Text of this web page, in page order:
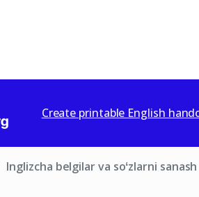
Create printable English
Inglizcha belgilar va soʻzlarni sanash